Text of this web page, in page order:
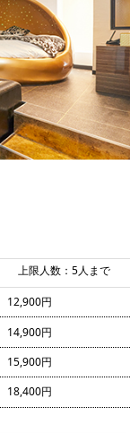
上限人数：5人まで
12,900円
14,900円
15,900円
18,400円